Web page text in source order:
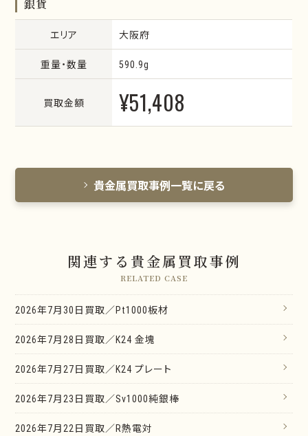
銀貨
エリア 大阪府
重量・数量 590.9g
買取金額 ¥51,408
貴金属買取事例一覧に戻る
関連する貴金属買取事例
RELATED CASE
2026年7月30日買取／Pt1000板材
2026年7月28日買取／K24 金塊
2026年7月27日買取／K24 プレート
2026年7月23日買取／Sv1000純銀棒
2026年7月22日買取／R熱電対